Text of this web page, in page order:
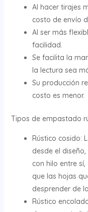
Al hacer tirajes
costo de envío
Al ser más
facilidad.
Se facilita la
la lectura sea
Su producción
costo es menor.
Tipos de empastado
Rústico cosido:
desde el
con hilo entre
que las hojas
desprender de
Rústico